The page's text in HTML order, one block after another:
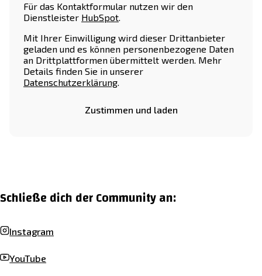
Für das Kontaktformular nutzen wir den
Dienstleister HubSpot.
Mit Ihrer Einwilligung wird dieser Drittanbieter
geladen und es können personenbezogene Daten
an Drittplattformen übermittelt werden. Mehr
Details finden Sie in unserer
Datenschutzerklärung.
Zustimmen und laden
Schließe dich der Community an:
Instagram
YouTube